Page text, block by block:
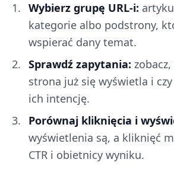
Wybierz grupę URL-i:
kategorie albo podstrony,
wspierać dany temat.
Sprawdź zapytania:
strona już się wyświetla i
ich intencję.
Porównaj kliknięcia i
wyświetlenia są, a kliknięć
CTR i obietnicy wyniku.